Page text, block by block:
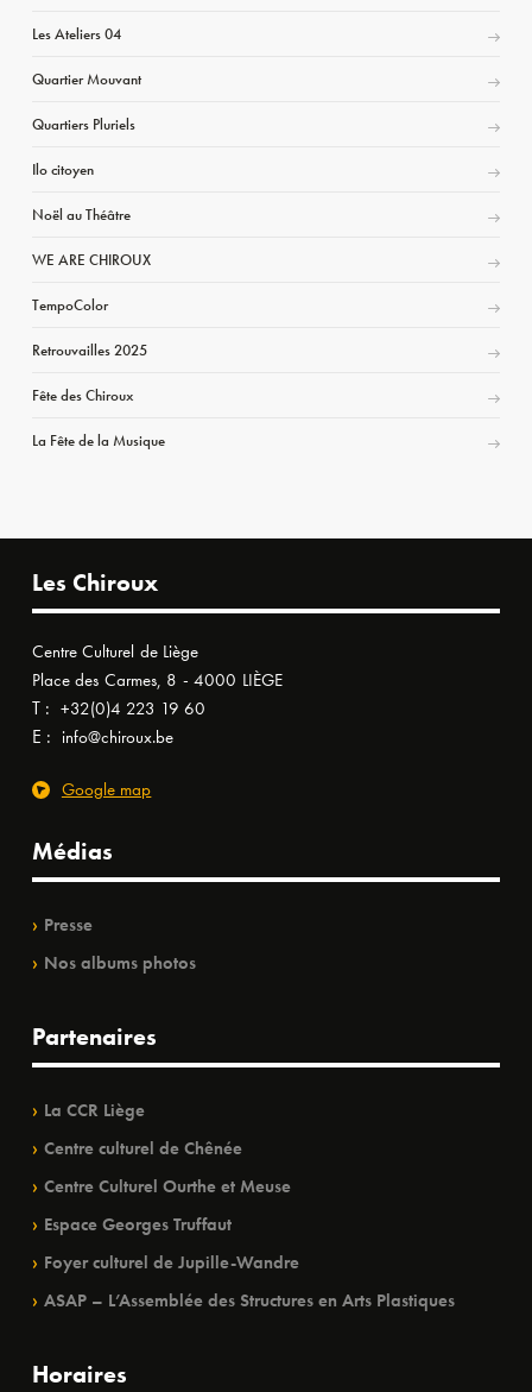
Les Ateliers 04
Quartier Mouvant
Quartiers Pluriels
Ilo citoyen
Noël au Théâtre
WE ARE CHIROUX
TempoColor
Retrouvailles 2025
Fête des Chiroux
La Fête de la Musique
Les Chiroux
Centre Culturel de Liège
Place des Carmes, 8 - 4000 LIÈGE
T : +32(0)4 223 19 60
E : info@chiroux.be
Google map
Médias
Presse
Nos albums photos
Partenaires
La CCR Liège
Centre culturel de Chênée
Centre Culturel Ourthe et Meuse
Espace Georges Truffaut
Foyer culturel de Jupille-Wandre
ASAP – L’Assemblée des Structures en Arts Plastiques
Horaires